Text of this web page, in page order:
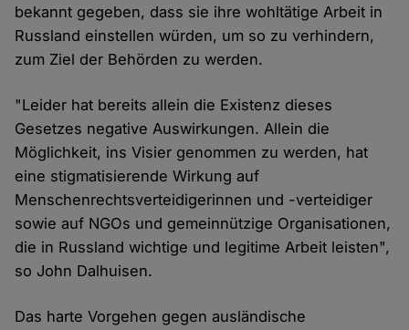
bekannt gegeben, dass sie ihre wohltätige Arbeit in
Russland einstellen würden, um so zu verhindern,
zum Ziel der Behörden zu werden.
"Leider hat bereits allein die Existenz dieses
Gesetzes negative Auswirkungen. Allein die
Möglichkeit, ins Visier genommen zu werden, hat
eine stigmatisierende Wirkung auf
Menschenrechtsverteidigerinnen und -verteidiger
sowie auf NGOs und gemeinnützige Organisationen,
die in Russland wichtige und legitime Arbeit leisten",
so John Dalhuisen.
Das harte Vorgehen gegen ausländische